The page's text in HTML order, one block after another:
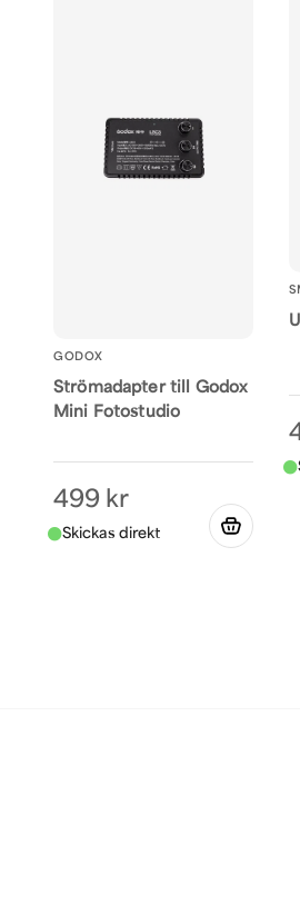
GODOX
Strömadapter till Godox
Mini Fotostudio
499 kr